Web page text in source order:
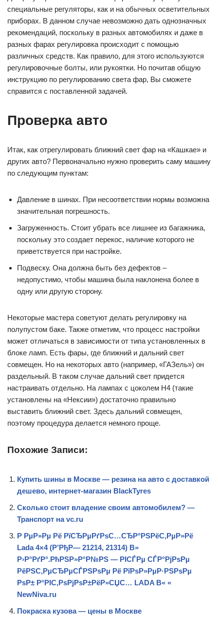
специальные регуляторы, как и на обычных осветительных
приборах. В данном случае невозможно дать однозначных
рекомендаций, поскольку в разных автомобилях и даже в
разных фарах регулировка происходит с помощью
различных средств. Как правило, для этого используются
регулировочные болты, или рукоятки. Но почитав общую
инструкцию по регулированию света фар, Вы сможете
справится с поставленной задачей.
Проверка авто
Итак, как отрегулировать ближний свет фар на «Кашкае» и
других авто? Первоначально нужно проверить саму машину
по следующим пунктам:
Давление в шинах. При несоответствии нормы возможна
значительная погрешность.
Загруженность. Стоит убрать все лишнее из багажника,
поскольку это создает перекос, наличие которого не
приветствуется при настройке.
Подвеску. Она должна быть без дефектов –
недопустимо, чтобы машина была наклонена более в
одну или другую сторону.
Некоторые мастера советуют делать регулировку на
полупустом баке. Также отметим, что процесс настройки
может отличаться в зависимости от типа установленных в
блоке ламп. Есть фары, где ближний и дальний свет
совмещен. Но на некоторых авто (например, «ГАЗель») он
раздельный. В таком случае дальний свет придется
настраивать отдельно. На лампах с цоколем Н4 (такие
установлены на «Нексии») достаточно правильно
выставить ближний свет. Здесь дальний совмещен,
поэтому процедура делается немного проще.
Похожие Записи:
Купить шины в Москве — резина на авто с доставкой
дешево, интернет-магазин BlackTyres
Сколько стоит владение своим автомобилем? —
Транспорт на vc.ru
Р РµР»Рµ Рё РїСЂРµРґРѕС…СЂР°РЅРёС‚РµР»Рё
Lada 4×4 (Р’РђР— 21214, 21314) В»
Р›Р°РґР°.РћРЅР»Р°Р№РЅ — РІСЃРµ СЃР°РјРѕРµ
РёРЅС‚РµСЂРµСЃРЅРѕРµ Рё РїРѕР»РµР·РЅРѕРµ
РѕР± Р°РІС‚РѕРјРѕР±РёР»СЏС… LADA В« «
NewNiva.ru
Покраска кузова — цены в Москве